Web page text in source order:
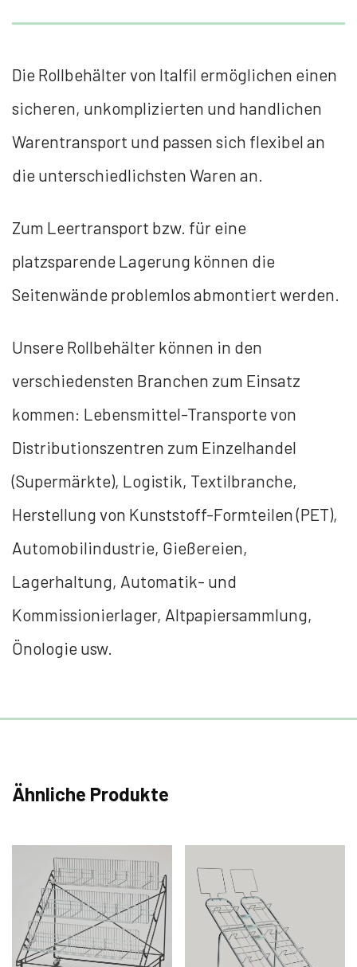
Die Rollbehälter von Italfil ermöglichen einen
sicheren, unkomplizierten und handlichen
Warentransport und passen sich flexibel an
die unterschiedlichsten Waren an.
Zum Leertransport bzw. für eine
platzsparende Lagerung können die
Seitenwände problemlos abmontiert werden.
Unsere Rollbehälter können in den
verschiedensten Branchen zum Einsatz
kommen: Lebensmittel-Transporte von
Distributionszentren zum Einzelhandel
(Supermärkte), Logistik, Textilbranche,
Herstellung von Kunststoff-Formteilen (PET),
Automobilindustrie, Gießereien,
Lagerhaltung, Automatik- und
Kommissionierlager, Altpapiersammlung,
Önologie usw.
Ähnliche Produkte